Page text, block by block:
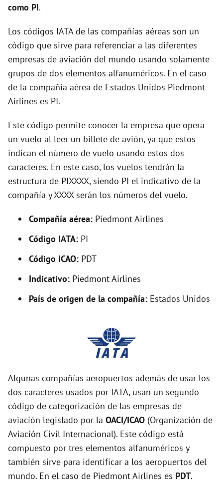
i
d
o
como PI.
Los códigos IATA de las compañías aéreas son un
código que sirve para referenciar a las diferentes
empresas de aviación del mundo usando solamente
grupos de dos elementos alfanuméricos. En el caso
de la compañía aérea de Estados Unidos Piedmont
Airlines es PI.
Este código permite conocer la empresa que opera
un vuelo al leer un billete de avión, ya que estos
indican el número de vuelo usando estos dos
caracteres. En este caso, los vuelos tendrán la
estructura de PIXXXX, siendo PI el indicativo de la
compañía y XXXX serán los números del vuelo.
Compañía aérea: Piedmont Airlines
Código IATA: PI
Código ICAO: PDT
Indicativo: Piedmont Airlines
País de origen de la compañía: Estados Unidos
Algunas compañías aeropuertos además de usar los
dos caracteres usados por IATA, usan un segundo
código de categorización de las empresas de
aviación legislado por la OACI/ICAO (Organización de
Aviación Civil Internacional). Este código está
compuesto por tres elementos alfanuméricos y
también sirve para identificar a los aeropuertos del
mundo. En el caso de Piedmont Airlines es PDT.